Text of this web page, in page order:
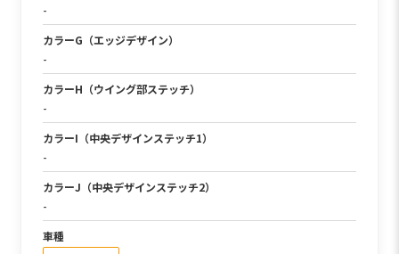
-
カラーG（エッジデザイン）
-
カラーH（ウイング部ステッチ）
-
カラーI（中央デザインステッチ1）
-
カラーJ（中央デザインステッチ2）
-
車種